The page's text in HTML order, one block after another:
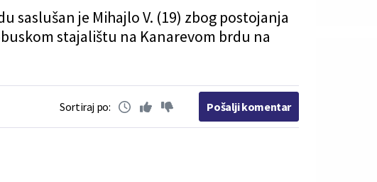
saslušan je Mihajlo V. (19) zbog postojanja
stajalištu na Kanarevom brdu na
Sortiraj po: Pošalji komentar